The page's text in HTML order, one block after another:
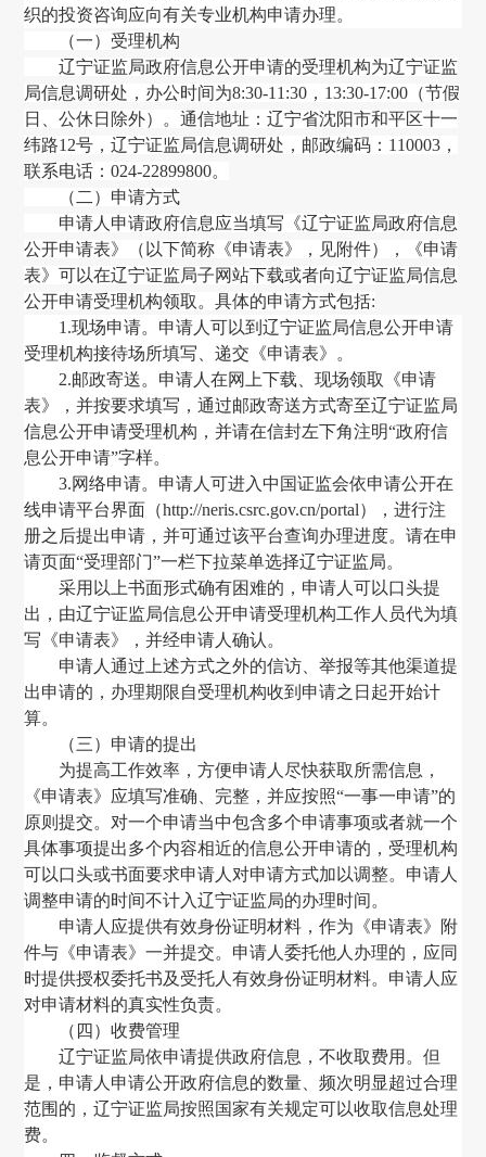
织的投资咨询应向有关专业机构申请办理。
（一）受理机构
辽宁证监局政府信息公开申请的受理机构为辽宁证监
局信息调研处，办公时间为8:30-11:30，13:30-17:00（节假
日、公休日除外）。通信地址：辽宁省沈阳市和平区十一
纬路12号，辽宁证监局信息调研处 ，邮政编码：110003，
联系电话：024-22899800。
（二）申请方式
申请人申请政府信息应当填写《辽宁证监局政府信息
公开申请表》（以下简称《申请表》，见附件），
《申请
表》可以在辽宁证监局子网站下载或者向辽宁证监局信息
公开申请受理机构领取。具体的申请方式包括:
1.现场申请。申请人可以到辽宁证监局信息公开申请
受理机构接待场所填写、递交《申请表》。
2.邮政寄送。申请人在网上下载、现场领取《申请
表》
，并按要求填写 ，通过邮政寄送方式寄至辽宁证监局
信息公开申请受理机构 ，并请在信封左下角注明“政府信
息公开申请”字样。
3.网络申请。申请人可进入中国证监会依申请公开在
线申请平台界面 （http://neris.csrc.gov.cn/portal） ，进行注
册之后提出申请 ，并可通过该平台查询办理进度。请在申
请页面“受理部门”一栏下拉菜单选择辽宁证监局。
采用以上书面形式确有困难的，申请人可以口头提
出，由辽宁证监局信息公开申请受理机构工作人员代为填
写《申请表》，并经申请人确认。
申请人通过上述方式之外的信访、举报等其他渠道提
出申请的，办理期限自受理机构收到申请之日起开始计
算。
（三）申请的提出
为提高工作效率，方便申请人尽快获取所需信息，
《申请表》应填写准确、完整，并应按照“一事一申请”的
原则提交。对一个申请当中包含多个申请事项或者就一个
具体事项提出多个内容相近的信息公开申请的，受理机构
可以口头或书面要求申请人对申请方式加以调整。申请人
调整申请的时间不计入辽宁证监局的办理时间。
申请人应提供有效身份证明材料 ，作为《申请表》附
件与《申请表》一并提交。申请人委托他人办理的 ， 应同
时提供授权委托书及受托人有效身份证明材料。申请人应
对申请材料的真实性负责。
（ 四 ）收费管理
辽宁证监局依申请提供政府信息，不收取费用。但
是，申请人申请公开政府信息的数量、频次明显超过合理
范围的，辽宁证监局按照国家有关规定可以收取信息处理
费。